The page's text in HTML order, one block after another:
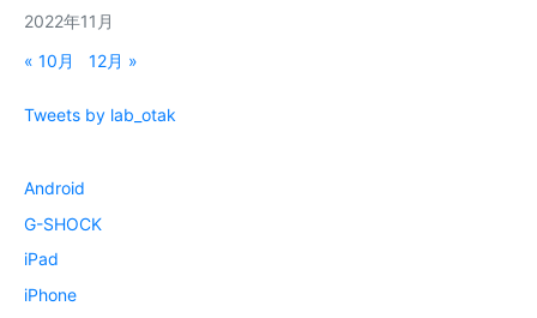
2022年11月
« 10月 12月 »
Tweets by lab_otak
Android
G-SHOCK
iPad
iPhone